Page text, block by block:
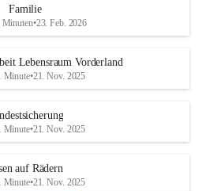
Familie
Minuten•23. Feb. 2026
Lebensraum Vorderland
Minute•21. Nov. 2025
Minute•21. Nov. 2025
auf Rädern
Minute•21. Nov. 2025